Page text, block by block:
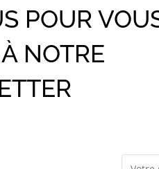
POUR
NOTRE